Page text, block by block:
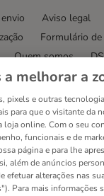
Aviso legal
Formulário
Quem somos
Website Corporativo
melhorar a
pixels e outras
para que o visitante da
loja online. Com o seu
funcionais e de
página e para lhe
além de anúncios
efetuar alterações nas
Para mais informações